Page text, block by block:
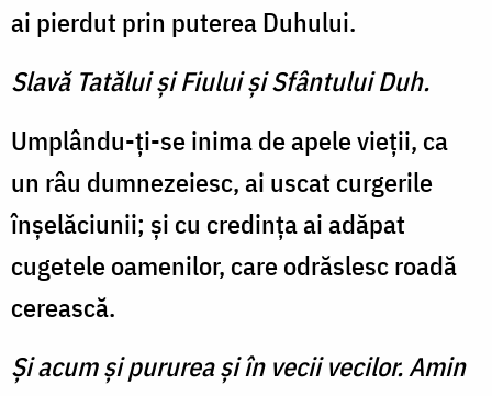
ai pierdut prin puterea Duhului.
Slavă Tatălui şi Fiului şi Sfântului Duh.
Umplându-ţi-se inima de apele vieţii, ca
un râu dumnezeiesc, ai uscat curgerile
înşelăciunii; şi cu credinţa ai adăpat
cugetele oamenilor, care odrăslesc roadă
cerească.
Şi acum şi pururea şi în vecii vecilor. Amin